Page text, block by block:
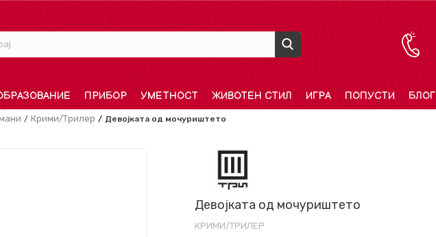
ПРИБОР УМЕТНОСТ ЖИВОТЕН СТИЛ ИГРА ПОПУСТИ БЛОГ
Крими/Трилер Девојката од мочуриштето
Девојката од мочуриштето
КРИМИ/ТРИЛЕР